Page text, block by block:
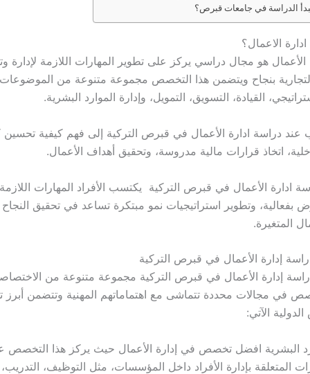
الدراسة في جامعات قبرص؟
الاعمال؟
هو مجال دراسي يركز على تطوير المهارات اللازمة لإدارة
بنجاح ويتضمن هذا التخصص مجموعة متنوعة من
القيادة، التسويق، التمويل، وإدارة الموارد البشرية.
عند دراسة ادارة الأعمال في قبرص التركية إلى فهم كيفية تحسين
اتخاذ قرارات مالية مدروسة، وتحقيق أهداف الأعمال.
ادارة الأعمال في قبرص التركية يكتسب الأفراد المهارات اللازمة
بفعالية، وتطوير استراتيجيات نمو مبتكرة تساعد في تحقيق
المتغيرة.
إدارة الأعمال في قبرص التركية
إدارة الأعمال في قبرص التركية مجموعة متنوعة من
في مجالات محددة تتماشى مع اهتماماتهم المهنية وتتضمن
الآتي:
البشرية افضل تخصص في إدارة الأعمال حيث يركز هذا التخصص
المتعلقة بإدارة الأفراد داخل المؤسسات، مثل التوظيف، التدريب،